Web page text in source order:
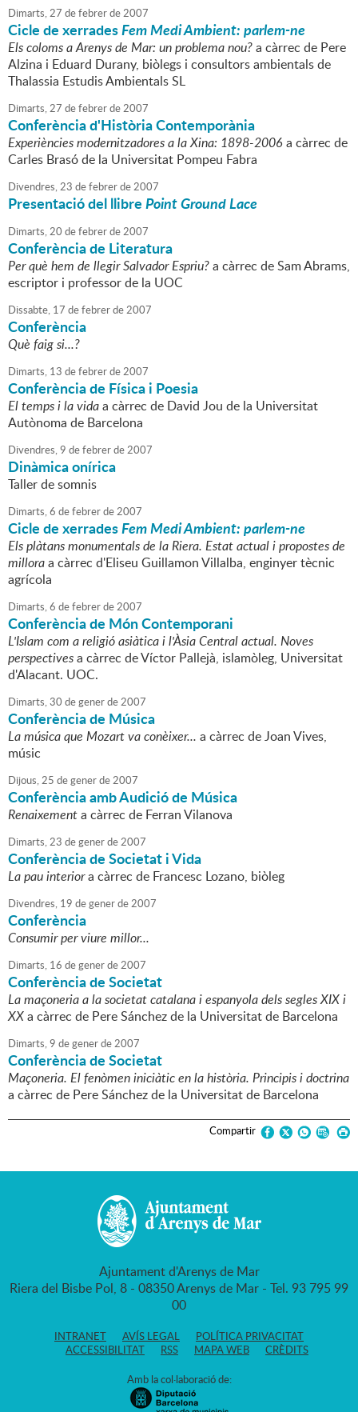
Dimarts,27 defebrerde2007
Cicle de xerradesFem Medi Ambient: parlem-ne
Els coloms a Arenys de Mar: un problema nou?a càrrec de Pere
Alzina i Eduard Durany, biòlegs i consultors ambientals de
Thalassia Estudis Ambientals SL
Dimarts,27 defebrerde2007
Conferència d'Història Contemporània
Experiències modernitzadores a la Xina: 1898-2006 a càrrec de
Carles Brasó de la Universitat Pompeu Fabra
Divendres,23 defebrerde2007
Presentació del llibrePoint Ground Lace
Dimarts,20 defebrerde2007
Conferència de Literatura
Per què hem de llegir Salvador Espriu?a càrrec de Sam Abrams,
escriptor i professor de la UOC
Dissabte, 17 defebrerde2007
Conferència
Què faig si...?
Dimarts, 13 defebrerde2007
Conferència de Física i Poesia
El temps i la vidaa càrrec de David Jou de la Universitat
Autònoma de Barcelona
Divendres,9 defebrerde2007
Dinàmica onírica
Taller de somnis
Dimarts,6 defebrerde2007
Cicle de xerradesFem Medi Ambient: parlem-ne
Els plàtans monumentals de la Riera. Estat actual i propostes de
milloraa càrrec d'Eliseu Guillamon Villalba, enginyer tècnic
agrícola
Dimarts,6 defebrerde2007
Conferència de Món Contemporani
L'Islam com a religió asiàtica i l'Àsia Central actual. Noves
perspectivesa càrrec de Víctor Pallejà, islamòleg, Universitat
d'Alacant. UOC.
Dimarts,30 degenerde2007
Conferència de Música
La música que Mozart va conèixer... a càrrec de Joan Vives,
músic
Dijous,25 degenerde2007
Conferència amb Audició de Música
Renaixementa càrrec de Ferran Vilanova
Dimarts,23 degenerde2007
Conferència de Societat i Vida
La pau interiora càrrec de Francesc Lozano, biòleg
Divendres, 19 degenerde2007
Conferència
Consumir per viure millor...
Dimarts, 16 degenerde2007
Conferència de Societat
La maçoneria a la societat catalana i espanyola dels segles XIX i
XXa càrrec de Pere Sánchez de la Universitat de Barcelona
Dimarts,9 degenerde2007
Conferència de Societat
Maçoneria. El fenòmen iniciàtic en la història. Principis i doctrina
a càrrec de Pere Sánchez de la Universitat de Barcelona
Compartir
Ajuntament d'Arenys de Mar
Riera del Bisbe Pol, 8 - 08350 Arenys de Mar - Tel. 93 795 99
00
INTRANET AVÍS LEGAL
POLÍTICA PRIVACITAT
ACCESSIBILITAT
RSS MAPA WEB CRÈDITS
Amb la col·laboració de: